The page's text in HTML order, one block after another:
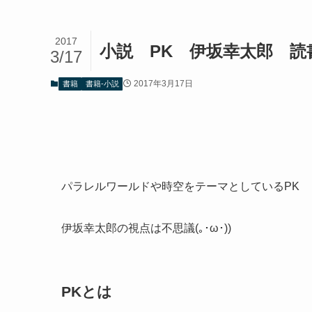
小説 PK 伊坂幸太郎 読
2017
3/17
書籍 書籍-小説 2017年3月17日
パラレルワールドや時空をテーマとしているPK
伊坂幸太郎の視点は不思議(｡･ω･))
PKとは